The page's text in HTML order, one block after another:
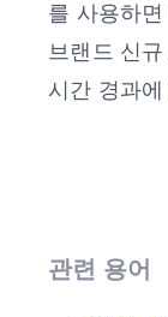
를 사용하
브랜드 신
시간 경과
관련 용어